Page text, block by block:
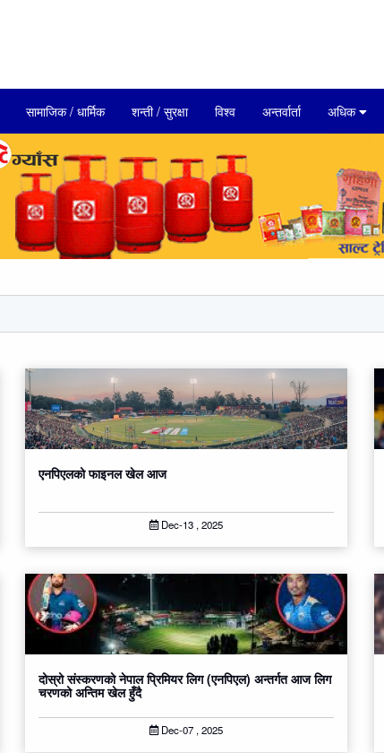
सामाजिक / धार्मिक शन्ती / सुरक्षा विश्व अन्तर्वार्ता अधिक
एनपिएलको फाइनल खेल आज
Dec-13 , 2025
दोस्रो संस्करणको नेपाल प्रिमियर लिग (एनपिएल) अन्तर्गत आज लिग
चरणको अन्तिम खेल हुँदै
Dec-07 , 2025